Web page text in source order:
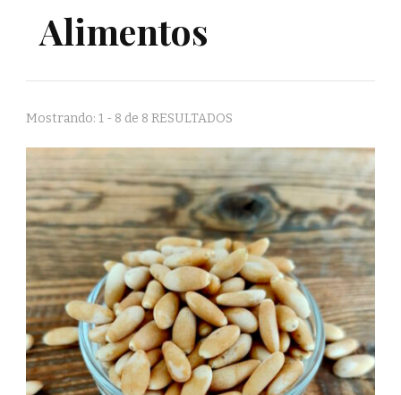
Alimentos
Mostrando: 1 - 8 de 8 RESULTADOS